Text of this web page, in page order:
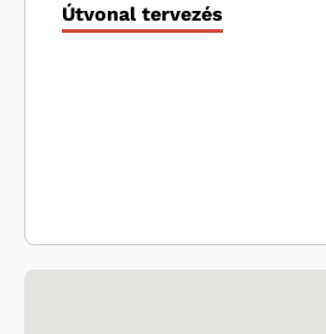
Útvonal tervezés